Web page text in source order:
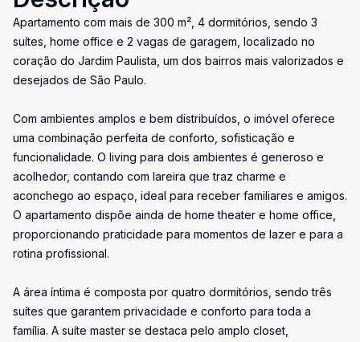
Apartamento com mais de 300 m², 4 dormitórios, sendo 3
suítes, home office e 2 vagas de garagem, localizado no
coração do Jardim Paulista, um dos bairros mais valorizados e
desejados de São Paulo.
Com ambientes amplos e bem distribuídos, o imóvel oferece
uma combinação perfeita de conforto, sofisticação e
funcionalidade. O living para dois ambientes é generoso e
acolhedor, contando com lareira que traz charme e
aconchego ao espaço, ideal para receber familiares e amigos.
O apartamento dispõe ainda de home theater e home office,
proporcionando praticidade para momentos de lazer e para a
rotina profissional.
A área íntima é composta por quatro dormitórios, sendo três
suítes que garantem privacidade e conforto para toda a
família. A suíte master se destaca pelo amplo closet,